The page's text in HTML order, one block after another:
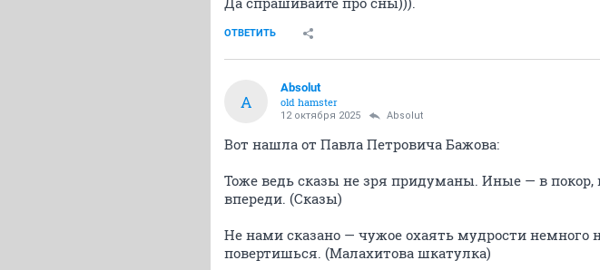
ОТВЕТИТЬ
A
Absolut
old hamster
12 октября 2025 Absolut
Вот нашла от Павла Петровича Бажова:
Тоже ведь сказы не зря придуманы. Иные — в покор,
впереди. (Сказы)
Не нами сказано — чужое охаять мудрости немного
повертишься. (Малахитова шкатулка)